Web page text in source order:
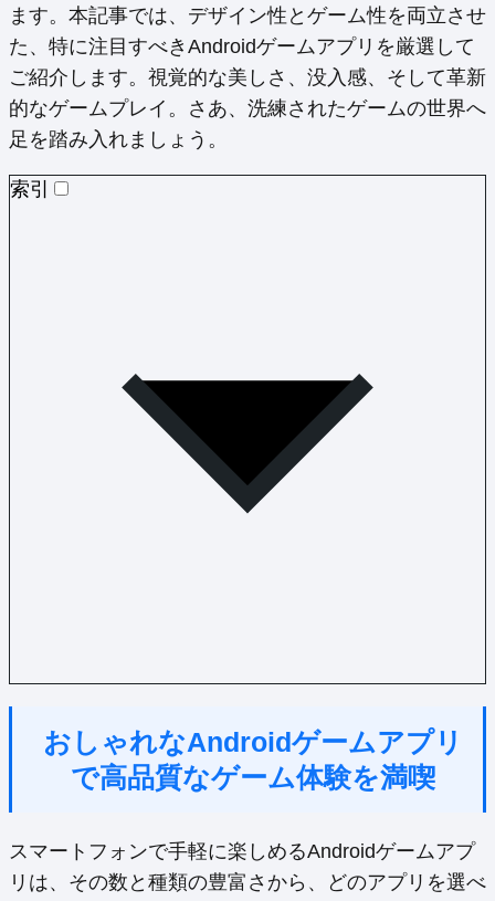
ます。本記事では、デザイン性とゲーム性を両立させ
た、特に注目すべきAndroidゲームアプリを厳選して
ご紹介します。視覚的な美しさ、没入感、そして革新
的なゲームプレイ。さあ、洗練されたゲームの世界へ
足を踏み入れましょう。
索引
おしゃれなAndroidゲームアプリ
で高品質なゲーム体験を満喫
スマートフォンで手軽に楽しめるAndroidゲームアプ
リは、その数と種類の豊富さから、どのアプリを選べ